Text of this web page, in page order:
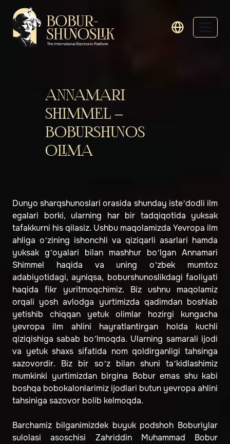
ANNAMARI
SHIMMEL –
BOBURSHUNOS
OLIMA
Dunyo sharqshunoslari orasida shunday iste’dodli ilm
egalari borki, ularning har bir tadqiqotida yuksak
tafakkurni his qilasiz. Ushbu maqolamizda Yevropa ilm
ahliga o’zining ishonchli va qiziqarli asarlari hamda
yuksak g’oyalari bilan mashhur bo’lgan Annamari
Shimmel haqida va uning o’zbek mumtoz
adabiyotidagi, ayniqsa, boburshunoslikdagi faoliyati
haqida fikr yuritmoqchimiz. Biz ushnu maqolamiz
orqali yosh avlodga yurtimizda qadimdan boshlab
yetishib chiqqan yetuk olimlar hozirgi kungacha
yevropa ilm ahlini hayratlantirgan holda kuchli
qiziqishiga sabab bo’lmoqda. Ularning samarali ijodi
va yetuk shaxs sifatida nom qoldirganligi tahsinga
sazovordir. Biz bir so’z bilan shuni ta’kidlashimiz
mumkinki yurtimizdan birgina Bobur emas shu kabi
boshqa bobokalonlarimiz ijodlari butun yevropa ahlini
tahsiniga sazovor bolib kelmoqda.
Barchamiz bilganimizdek buyuk podshoh Boburiylar
sulolasi asoschisi Zahriddin Muhammad Bobur